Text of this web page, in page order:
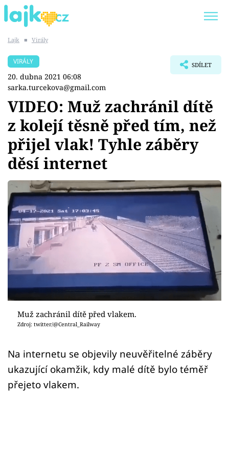
SHOPAHOLICADEL
Témata
Showbyznys
Youtubeři
Virály
Sex a vztahy
Videa
Přihlášení
Sledujte nás
Lajk ■ Virály
VIRÁLY
20. dubna 2021 06:08
sarka.turcekova@gmail.com
SDÍLET
VIDEO: Muž zachránil dítě
z kolejí těsně před tím, než
přijel vlak! Tyhle záběry
děsí internet
Muž zachránil dítě před vlakem.
Zdroj: twitter/@Central_Railway
Na internetu se objevily neuvěřitelné záběry
ukazující okamžik, kdy malé dítě bylo téměř
přejeto vlakem.